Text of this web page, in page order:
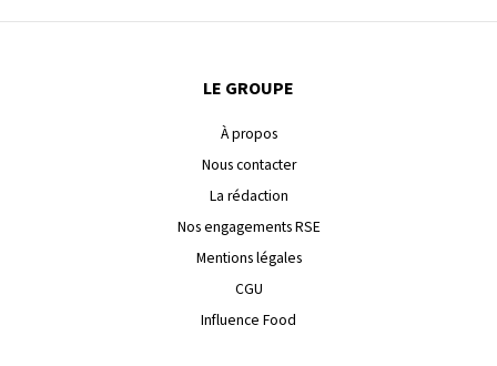
LE GROUPE
À propos
Nous contacter
La rédaction
Nos engagements RSE
Mentions légales
CGU
Influence Food